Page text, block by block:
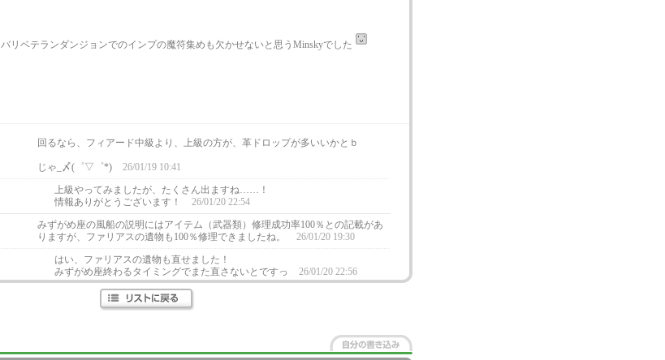
バリベテランダンジョンでのインプの魔符集めも欠かせないと思うMinskyでした
回るなら、フィアード中級より、上級の方が、革ドロップが多いいかとｂ
じゃ_〆(゜▽゜*)
26/01/19 10:41
上級やってみましたが、たくさん出ますね……！
情報ありがとうございます！
26/01/20 22:54
みずがめ座の風船の説明にはアイテム（武器類）修理成功率100％との記載があ
りますが、ファリアスの遺物も100％修理できましたね。
26/01/20 19:30
はい、ファリアスの遺物も直せました！
みずがめ座終わるタイミングでまた直さないとですっ
26/01/20 22:56